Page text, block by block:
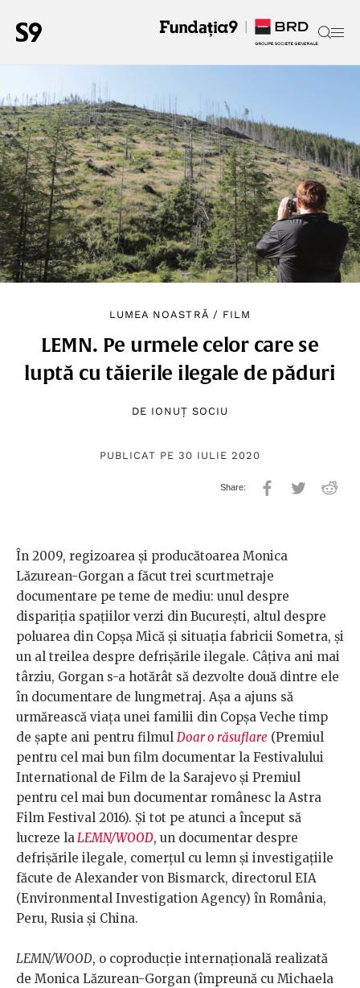
LUMEA NOASTRĂ / FILM
LEMN. Pe urmele celor care se
luptă cu tăierile ilegale de păduri
DE IONUȚ SOCIU
PUBLICAT PE 30 IULIE 2020
În 2009, regizoarea și producătoarea Monica
Lăzurean-Gorgan a făcut trei scurtmetraje
documentare pe teme de mediu: unul despre
dispariția spațiilor verzi din București, altul despre
poluarea din Copșa Mică și situația fabricii Sometra, și
un al treilea despre defrișările ilegale. Câțiva ani mai
târziu, Gorgan s-a hotărât să dezvolte două dintre ele
în documentare de lungmetraj. Așa a ajuns să
urmărească viața unei familii din Copșa Veche timp
de șapte ani pentru filmul Doar o răsuflare (Premiul
pentru cel mai bun film documentar la Festivalului
International de Film de la Sarajevo și Premiul
pentru cel mai bun documentar românesc la Astra
Film Festival 2016). Și tot pe atunci a început să
lucreze laLEMN/WOOD, un documentar despre
defrișările ilegale, comerțul cu lemn și investigațiile
făcute de Alexander von Bismarck, directorul EIA
(Environmental Investigation Agency) în România,
Peru, Rusia și China.
LEMN/WOOD, o coproducție internațională realizată
de Monica Lăzurean-Gorgan (împreună cu Michaela